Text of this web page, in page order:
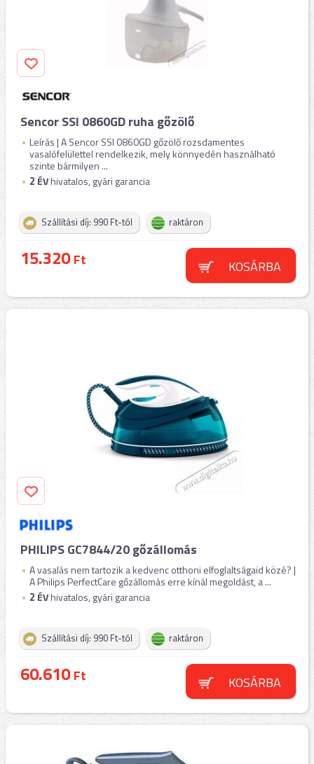
Sencor SSI 0860GD ruha gőzölő
Leírás | A Sencor SSI 0860GD gőzölő rozsdamentes
vasalófelülettel rendelkezik, mely könnyedén használható
szinte bármilyen ...
2 ÉVhivatalos, gyári garancia
Szállítási díj: 990 Ft-tól raktáron
15.320Ft KOSÁRBA
PHILIPS GC7844/20 gőzállomás
A vasalás nem tartozik a kedvenc otthoni elfoglaltságaid közé? |
A Philips PerfectCare gőzállomás erre kínál megoldást, a ...
2 ÉVhivatalos, gyári garancia
Szállítási díj: 990 Ft-tól raktáron
60.610Ft KOSÁRBA